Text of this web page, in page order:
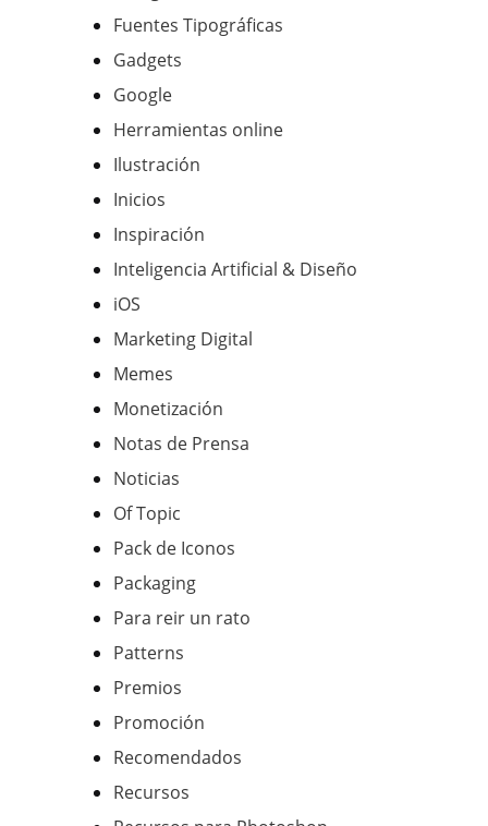
Fuentes Tipográficas
Gadgets
Google
Herramientas online
Ilustración
Inicios
Inspiración
Inteligencia Artificial & Diseño
iOS
Marketing Digital
Memes
Monetización
Notas de Prensa
Noticias
Of Topic
Pack de Iconos
Packaging
Para reir un rato
Patterns
Premios
Promoción
Recomendados
Recursos